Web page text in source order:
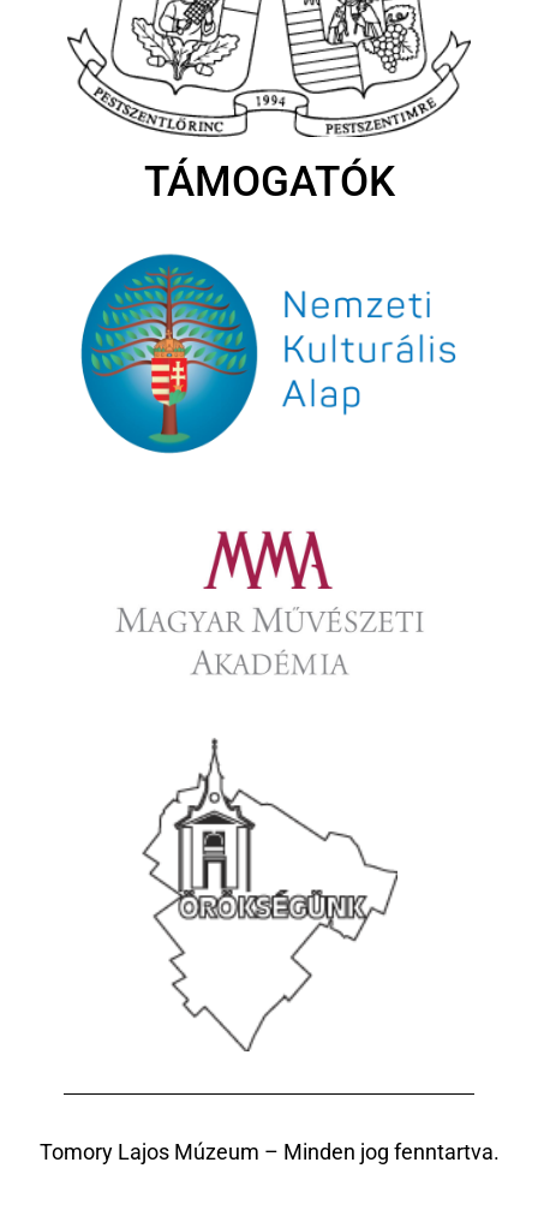
TÁMOGATÓK
Tomory Lajos Múzeum – Minden jog fenntartva.